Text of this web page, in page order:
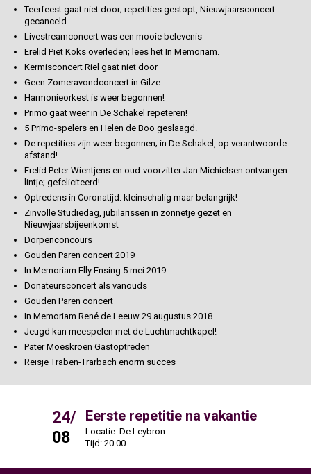
Teerfeest gaat niet door; repetities gestopt, Nieuwjaarsconcert
gecanceld.
Livestreamconcert was een mooie belevenis
Erelid Piet Koks overleden; lees het In Memoriam.
Kermisconcert Riel gaat niet door
Geen Zomeravondconcert in Gilze
Harmonieorkest is weer begonnen!
Primo gaat weer in De Schakel repeteren!
5 Primo-spelers en Helen de Boo geslaagd.
De repetities zijn weer begonnen; in De Schakel, op verantwoorde
afstand!
Erelid Peter Wientjens en oud-voorzitter Jan Michielsen ontvangen
lintje; gefeliciteerd!
Optredens in Coronatijd: kleinschalig maar belangrijk!
Zinvolle Studiedag, jubilarissen in zonnetje gezet en
Nieuwjaarsbijeenkomst
Dorpenconcours
Gouden Paren concert 2019
In Memoriam Elly Ensing 5 mei 2019
Donateursconcert als vanouds
Gouden Paren concert
In Memoriam René de Leeuw 29 augustus 2018
Jeugd kan meespelen met de Luchtmachtkapel!
Pater Moeskroen Gastoptreden
Reisje Traben-Trarbach enorm succes
24/
08
Eerste repetitie na vakantie
Locatie: De Leybron
Tijd: 20.00